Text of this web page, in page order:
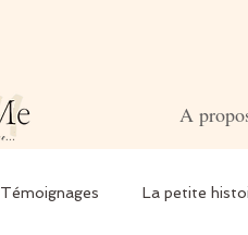
A
Témoignages La petite